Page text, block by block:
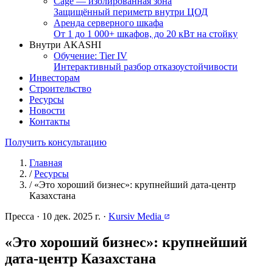
Защищённый периметр внутри ЦОД
Аренда серверного шкафа
От 1 до 1 000+ шкафов, до 20 кВт на стойку
Внутри AKASHI
Обучение: Tier IV
Интерактивный разбор отказоустойчивости
Инвесторам
Строительство
Ресурсы
Новости
Контакты
Получить консультацию
Главная
/ Ресурсы
/ «Это хороший бизнес»: крупнейший дата-центр
Казахстана
Пресса · 10 дек. 2025 г. · Kursiv Media
«Это хороший бизнес»: крупнейший
дата-центр Казахстана